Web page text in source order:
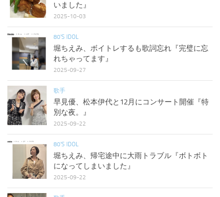
いました』
2025-10-03
80'S IDOL
堀ちえみ、ボイトレするも歌詞忘れ『完璧に忘
れちゃってます』
2025-09-27
歌手
早見優、松本伊代と12月にコンサート開催『特
別な夜。』
2025-09-22
80'S IDOL
堀ちえみ、帰宅途中に大雨トラブル『ボトボト
になってしまいました』
2025-09-22